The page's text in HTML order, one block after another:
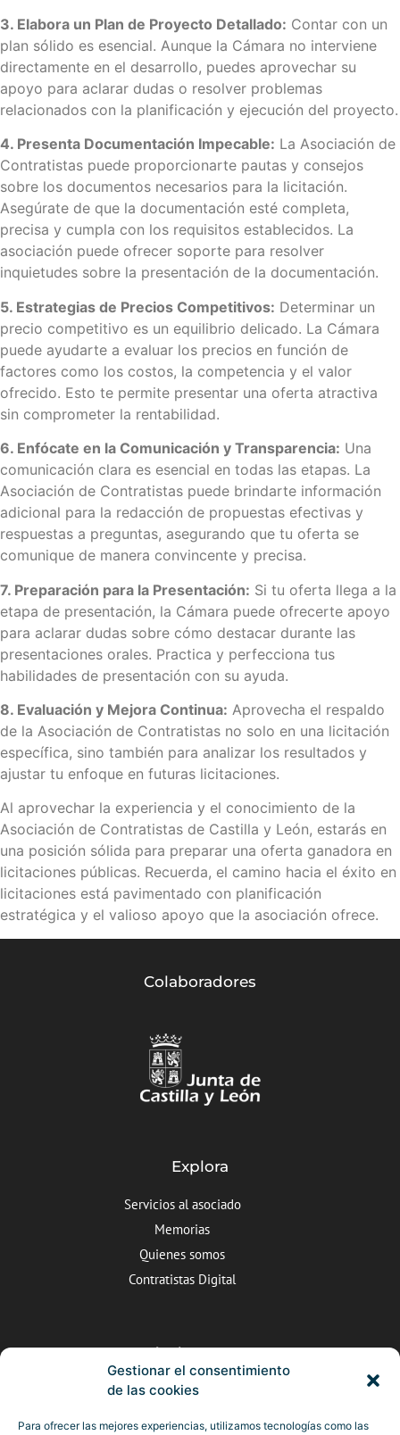
Gestionar el consentimiento
de las cookies
Para ofrecer las mejores experiencias, utilizamos tecnologías como las
3. Elabora un Plan de Proyecto Detallado: Contar con un
plan sólido es esencial. Aunque la Cámara no interviene
directamente en el desarrollo, puedes aprovechar su
apoyo para aclarar dudas o resolver problemas
relacionados con la planificación y ejecución del proyecto.
4. Presenta Documentación Impecable: La Asociación de
Contratistas puede proporcionarte pautas y consejos
sobre los documentos necesarios para la licitación.
Asegúrate de que la documentación esté completa,
precisa y cumpla con los requisitos establecidos. La
asociación puede ofrecer soporte para resolver
inquietudes sobre la presentación de la documentación.
5. Estrategias de Precios Competitivos: Determinar un
precio competitivo es un equilibrio delicado. La Cámara
puede ayudarte a evaluar los precios en función de
factores como los costos, la competencia y el valor
ofrecido. Esto te permite presentar una oferta atractiva
sin comprometer la rentabilidad.
6. Enfócate en la Comunicación y Transparencia: Una
comunicación clara es esencial en todas las etapas. La
Asociación de Contratistas puede brindarte información
adicional para la redacción de propuestas efectivas y
respuestas a preguntas, asegurando que tu oferta se
comunique de manera convincente y precisa.
7. Preparación para la Presentación: Si tu oferta llega a la
etapa de presentación, la Cámara puede ofrecerte apoyo
para aclarar dudas sobre cómo destacar durante las
presentaciones orales. Practica y perfecciona tus
habilidades de presentación con su ayuda.
8. Evaluación y Mejora Continua: Aprovecha el respaldo
de la Asociación de Contratistas no solo en una licitación
específica, sino también para analizar los resultados y
ajustar tu enfoque en futuras licitaciones.
Al aprovechar la experiencia y el conocimiento de la
Asociación de Contratistas de Castilla y León, estarás en
una posición sólida para preparar una oferta ganadora en
licitaciones públicas. Recuerda, el camino hacia el éxito en
licitaciones está pavimentado con planificación
estratégica y el valioso apoyo que la asociación ofrece.
Colaboradores
Explora
Servicios al asociado
Memorias
Quienes somos
Contratistas Digital
Dónde estamos
C/Valle de Arán nº5, Valladolid